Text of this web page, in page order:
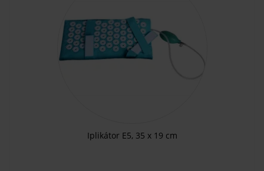
Iplikátor E5, 35 x 19 cm